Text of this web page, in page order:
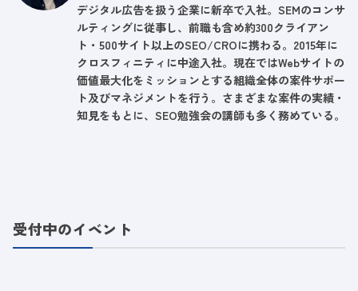
デジタル広告を扱う企業に新卒で入社。SEMのコンサ
ルティングに従事し、前職も含め約300クライアン
ト・500サイト以上のSEO/CROに携わる。2015年に
クロスフィニティに中途入社。現在ではWebサイトの
価値最大化をミッションとする組織全体の案件サポー
ト及びマネジメントを行う。さまざまな案件の実績・
知見をもとに、SEO勉強会の講師も多く務めている。
受付中のイベント